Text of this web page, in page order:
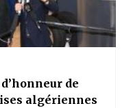
de
algériennes